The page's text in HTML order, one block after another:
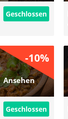
Geschlossen
-10%
Ansehen
Geschlossen